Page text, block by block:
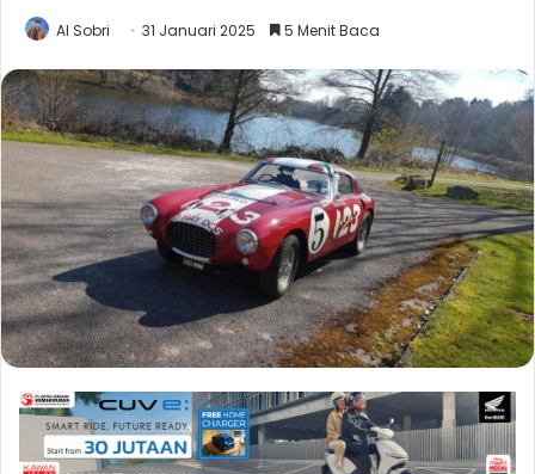
Al Sobri 31 Januari 2025 5 Menit Baca